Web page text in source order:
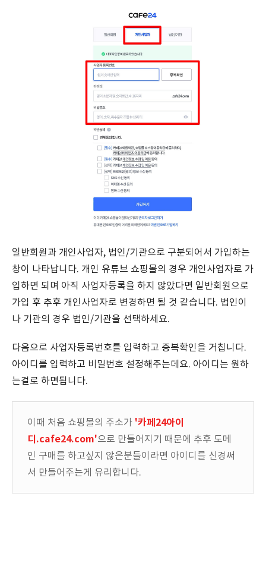
일반회원과 개인사업자, 법인/기관으로 구분되어서 가입하는
창이 나타납니다. 개인 유튜브 쇼핑몰의 경우 개인사업자로 가
입하면 되며 아직 사업자등록을 하지 않았다면 일반회원으로
가입 후 추후 개인사업자로 변경하면 될 것 같습니다. 법인이
나 기관의 경우 법인/기관을 선택하세요.
다음으로 사업자등록번호를 입력하고 중복확인을 거칩니다.
아이디를 입력하고 비밀번호 설정해주는데요. 아이디는 원하
는걸로 하면됩니다.
이때 처음 쇼핑몰의 주소가 '카페24아이
디.cafe24.com'으로 만들어지기 때문에 추후 도메
인 구매를 하고싶지 않은분들이라면 아이디를 신경써
서 만들어주는게 유리합니다.